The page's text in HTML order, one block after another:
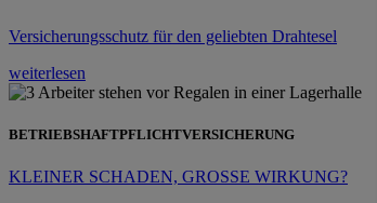
Versicherungsschutz für den geliebten Drahtesel
weiterlesen
BETRIEBSHAFTPFLICHTVERSICHERUNG
KLEINER SCHADEN, GROSSE WIRKUNG?